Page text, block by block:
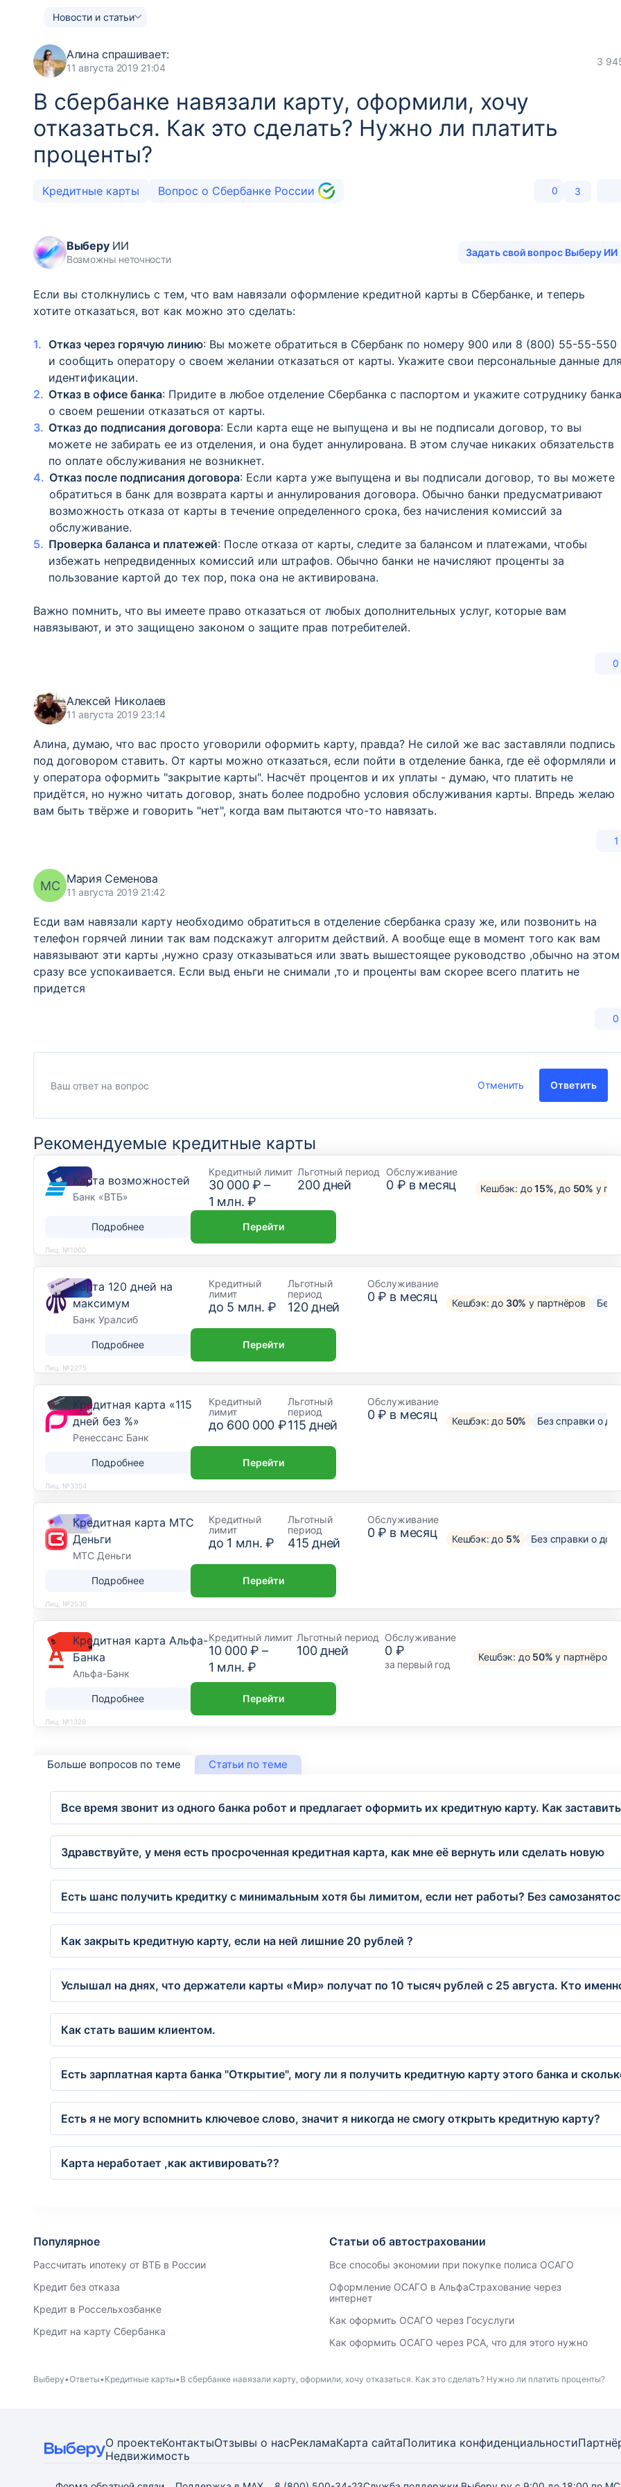
Новости и статьи
Алина спрашивает:
11 августа 2019 21:04
3
В сбербанке навязали карту, оформили, хочу
отказаться. Как это сделать? Нужно ли платить
проценты?
Кредитные карты Вопрос о Сбербанке России 0 3
ВыберуИИ
Возможны неточности
Задать свой вопрос Выберу ИИ
Если вы столкнулись с тем, что вам навязали оформление кредитной карты в Сбербанке, и теперь
хотите отказаться, вот как можно это сделать:
Отказ через горячую линию: Вы можете обратиться в Сбербанк по номеру 900 или 8 (800) 55-55-550
и сообщить оператору о своем желании отказаться от карты. Укажите свои персональные данные для
идентификации.
Отказ в офисе банка: Придите в любое отделение Сбербанка с паспортом и укажите сотруднику банка
о своем решении отказаться от карты.
Отказ до подписания договора: Если карта еще не выпущена и вы не подписали договор, то вы
можете не забирать ее из отделения, и она будет аннулирована. В этом случае никаких обязательств
по оплате обслуживания не возникнет.
Отказ после подписания договора: Если карта уже выпущена и вы подписали договор, то вы можете
обратиться в банк для возврата карты и аннулирования договора. Обычно банки предусматривают
возможность отказа от карты в течение определенного срока, без начисления комиссий за
обслуживание.
Проверка баланса и платежей: После отказа от карты, следите за балансом и платежами, чтобы
избежать непредвиденных комиссий или штрафов. Обычно банки не начисляют проценты за
пользование картой до тех пор, пока она не активирована.
Важно помнить, что вы имеете право отказаться от любых дополнительных услуг, которые вам
навязывают, и это защищено законом о защите прав потребителей.
0
Алексей Николаев
11 августа 2019 23:14
Алина, думаю, что вас просто уговорили оформить карту, правда? Не силой же вас заставляли подпись
под договором ставить. От карты можно отказаться, если пойти в отделение банка, где её оформляли и
у оператора оформить "закрытие карты". Насчёт процентов и их уплаты - думаю, что платить не
придётся, но нужно читать договор, знать более подробно условия обслуживания карты. Впредь желаю
вам быть твёрже и говорить "нет", когда вам пытаются что-то навязать.
1
МС Мария Семенова
11 августа 2019 21:42
Есди вам навязали карту необходимо обратиться в отделение сбербанка сразу же, или позвонить на
телефон горячей линии так вам подскажут алгоритм действий. А вообще еще в момент того как вам
навязывают эти карты ,нужно сразу отказываться или звать вышестоящее руководство ,обычно на этом
сразу все успокаивается. Если выд еньги не снимали ,то и проценты вам скорее всего платить не
придется
0
Отменить Ответить
Рекомендуемые кредитные карты
Карта возможностей
Банк «ВТБ»
Кредитный лимит
30 000 ₽ –
1 млн. ₽
Льготный период
200дней
Обслуживание
0 ₽ в месяц Кешбэк: до15%, до 50% у
Подробнее Перейти
Лиц. №1000
Карта 120 дней на
максимум
Банк Уралсиб
Кредитный
лимит
до 5 млн. ₽
Льготный
период
120дней
Обслуживание
0 ₽ в месяц Кешбэк: до 30% у партнёров Без
Подробнее Перейти
Лиц. №2275
Кредитная карта «115
дней без %»
Ренессанс Банк
Кредитный
лимит
до 600 000 ₽
Льготный
период
115 дней
Обслуживание
0 ₽ в месяц Кешбэк: до 50% Без справки о
Подробнее Перейти
Лиц. №3354
Кредитная карта МТС
Деньги
МТС Деньги
Кредитный
лимит
до 1 млн. ₽
Льготный
период
415 дней
Обслуживание
0 ₽ в месяц Кешбэк: до 5% Без справки о
Подробнее Перейти
Лиц. №2530
Кредитная карта Альфа-
Банка
Альфа-Банк
Кредитный лимит
10 000 ₽ –
1 млн. ₽
Льготный период
100дней
Обслуживание
0 ₽
за первый год
Кешбэк: до 50% у партнёров
Подробнее Перейти
Лиц. №1326
Больше вопросов по теме Статьи по теме
Все время звонит из одного банка робот и предлагает оформить их кредитную карту. Как
Здравствуйте, у меня есть просроченная кредитная карта, как мне её вернуть или сделать новую
Есть шанс получить кредитку с минимальным хотя бы лимитом, если нет работы? Без
Как закрыть кредитную карту, если на ней лишние 20 рублей ?
Услышал на днях, что держатели карты «Мир» получат по 10 тысяч рублей с 25 августа. Кто
Как стать вашим клиентом.
Есть зарплатная карта банка "Открытие", могу ли я получить кредитную карту этого банка и
Есть я не могу вспомнить ключевое слово, значит я никогда не смогу открыть кредитную карту?
Карта неработает ,как активировать??
Популярное
Рассчитать ипотеку от ВТБ в России
Кредит без отказа
Кредит в Россельхозбанке
Кредит на карту Сбербанка
Статьи об автостраховании
Все способы экономии при покупке полиса ОСАГО
Оформление ОСАГО в АльфаСтрахование через
интернет
Как оформить ОСАГО через Госуслуги
Как оформить ОСАГО через РСА, что для этого нужно
Выберу Ответы Кредитные карты В сбербанке навязали карту, оформили, хочу отказаться. Как это сделать? Нужно ли платить проценты?
О проектеКонтактыОтзывы о насРекламаКарта сайтаПолитика конфиденциальности
Недвижимость